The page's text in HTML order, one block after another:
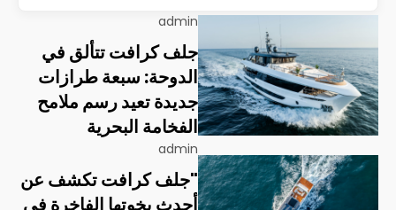
يُقاس بعدد الطرازات أو…اقرأ المزيد
admin
جلف كرافت تتألق في
الدوحة: سبعة طرازات
جديدة تعيد رسم ملامح
الفخامة البحرية
admin
"جلف كرافت تكشف عن